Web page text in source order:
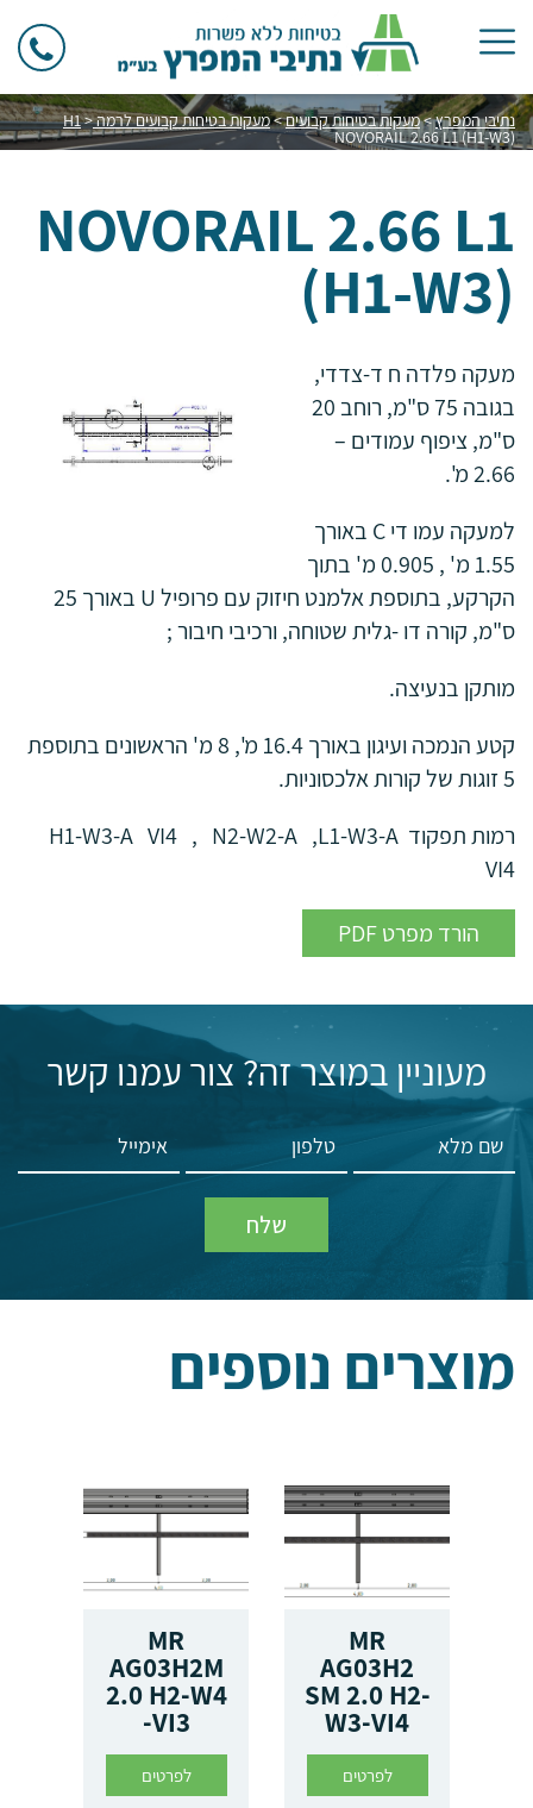
נתיבי המפרץ>מעקות בטיחות קבועים>מעקות בטיחות קבועים לרמה H1>
NOVORAIL 2.66 L1 (H1-W3)
NOVORAIL 2.66 L1
(H1-W3)
מעקה פלדה ח ד-צדדי,
בגובה 75 ס"מ, רוחב 20
ס"מ, ציפוף עמודים –
2.66 מ'.
למעקה עמו די C באורך
1.55 מ' , 0.905 מ' בתוך
הקרקע, בתוספת אלמנט חיזוק עם פרופיל U באורך 25
ס"מ, קורה דו -גלית שטוחה, ורכיבי חיבור ;
מותקן בנעיצה.
קטע הנמכה ועיגון באורך 16.4 מ', 8 מ' הראשונים בתוספת
5 זוגות של קורות אלכסוניות.
רמות תפקוד H1-W3-A VI4 , N2-W2-A ,L1-W3-A
VI4
PDF הורד מפרט
מעוניין במוצר זה? צור עמנו קשר
מוצרים נוספים
MR
AG03H2
SM 2.0 H2-
W3-VI4
לפרטים
MR
AG03H2M
2.0 H2-W4
-VI3
לפרטים